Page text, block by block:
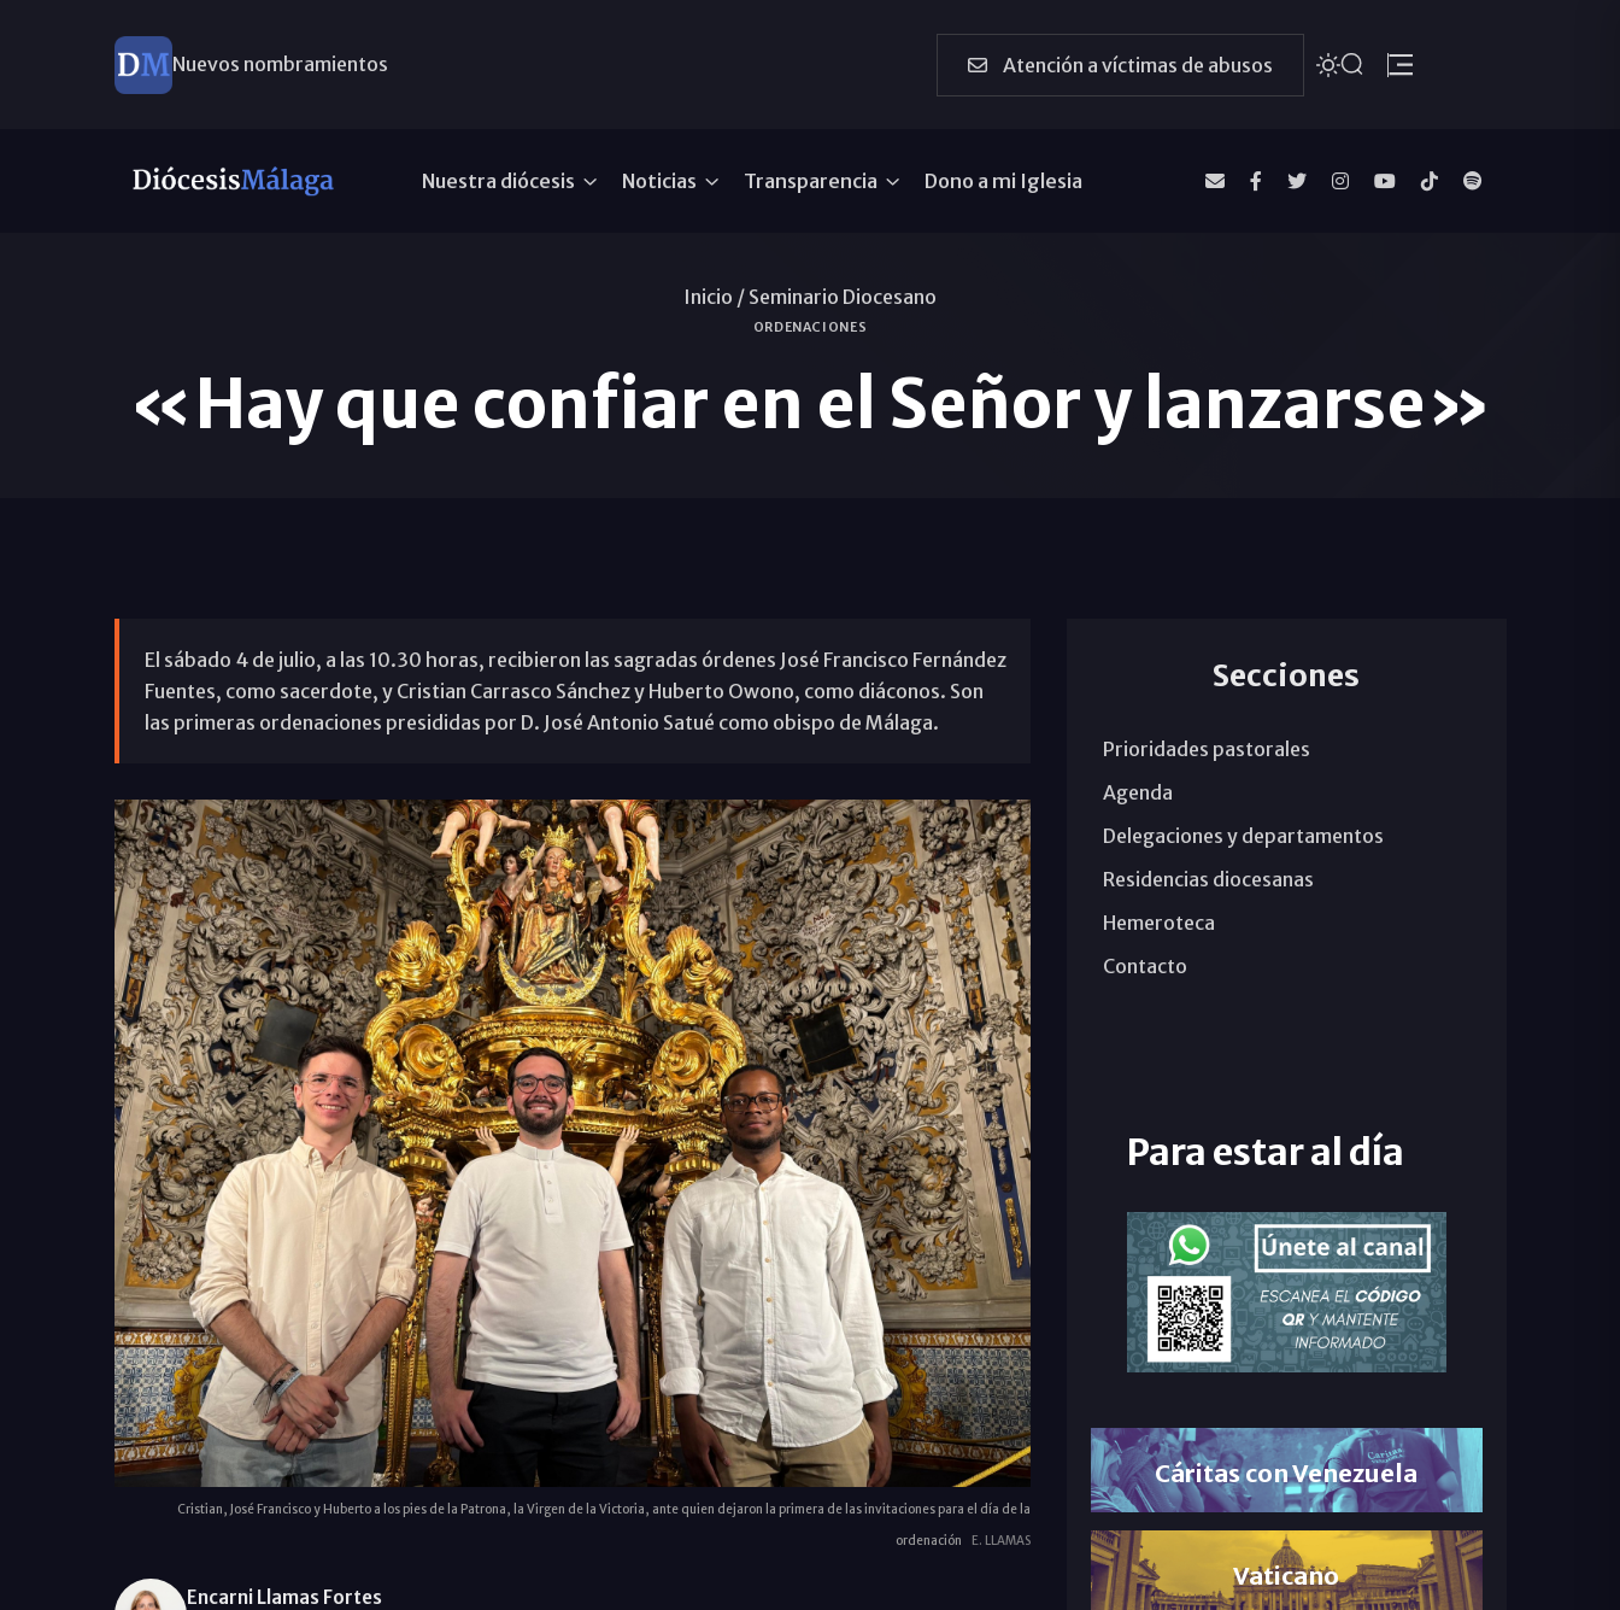
Nuevos nombramientos Atención a víctimas de abusos
Nuestra diócesis Noticias Transparencia Dono a mi Iglesia
Inicio / Seminario Diocesano
ORDENACIONES
«Hay que confiar en el Señor y lanzarse»
El sábado 4 de julio, a las 10.30 horas, recibieron las sagradas órdenes José Francisco Fernández
Fuentes, como sacerdote, y Cristian Carrasco Sánchez y Huberto Owono, como diáconos. Son
las primeras ordenaciones presididas por D. José Antonio Satué como obispo de Málaga.
Cristian, José Francisco y Huberto a los pies de la Patrona, la Virgen de la Victoria, ante quien dejaron la primera de las invitaciones para el día de la
ordenación
E. LLAMAS
Encarni Llamas Fortes
Secciones
Prioridades pastorales
Agenda
Delegaciones y departamentos
Residencias diocesanas
Hemeroteca
Contacto
Para estar al día
Cáritas con Venezuela
Vaticano